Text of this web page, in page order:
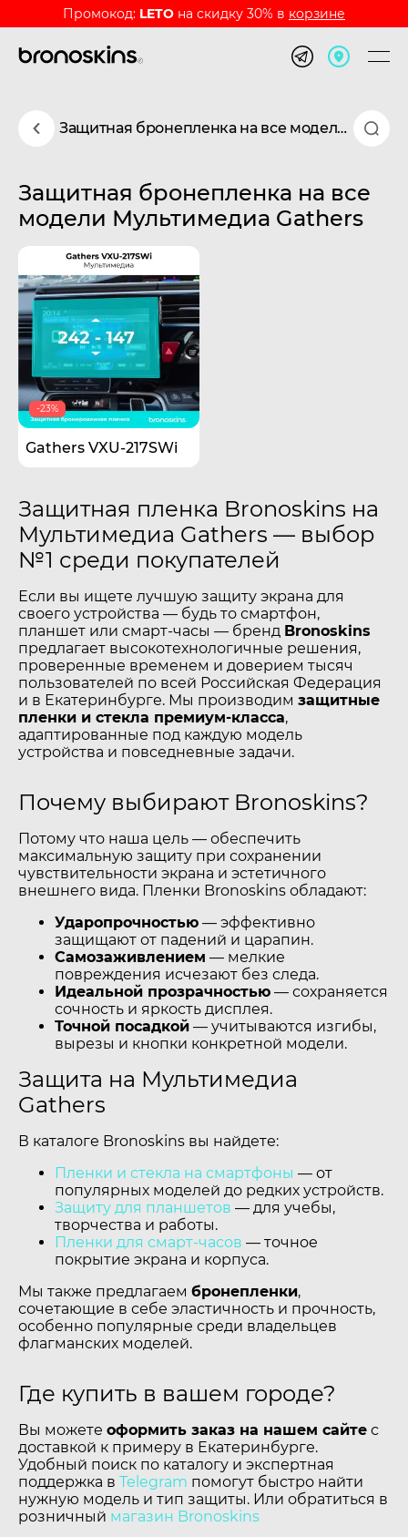
Промокод: LETO на скидку 30% в корзине
Защитная бронепленка на все модели Мультимедиа Gathers
Защитная бронепленка на все
модели Мультимедиа Gathers
-23%
Gathers VXU-217SWi
Защитная пленка Bronoskins на
Мультимедиа Gathers — выбор
№1 среди покупателей
Если вы ищете лучшую защиту экрана для
своего устройства — будь то смартфон,
планшет или смарт-часы — бренд Bronoskins
предлагает высокотехнологичные решения,
проверенные временем и доверием тысяч
пользователей по всей Российская Федерация
и в Екатеринбурге. Мы производим защитные
пленки и стекла премиум-класса,
адаптированные под каждую модель
устройства и повседневные задачи.
Почему выбирают Bronoskins?
Потому что наша цель — обеспечить
максимальную защиту при сохранении
чувствительности экрана и эстетичного
внешнего вида. Пленки Bronoskins обладают:
Ударопрочностью — эффективно
защищают от падений и царапин.
Самозаживлением — мелкие
повреждения исчезают без следа.
Идеальной прозрачностью — сохраняется
сочность и яркость дисплея.
Точной посадкой — учитываются изгибы,
вырезы и кнопки конкретной модели.
Защита на Мультимедиа
Gathers
В каталоге Bronoskins вы найдете:
Пленки и стекла на смартфоны — от
популярных моделей до редких устройств.
Защиту для планшетов — для учебы,
творчества и работы.
Пленки для смарт-часов — точное
покрытие экрана и корпуса.
Мы также предлагаем бронепленки,
сочетающие в себе эластичность и прочность,
особенно популярные среди владельцев
флагманских моделей.
Где купить в вашем городе?
Вы можете оформить заказ на нашем сайте с
доставкой к примеру в Екатеринбурге.
Удобный поиск по каталогу и экспертная
поддержка в Telegram помогут быстро найти
нужную модель и тип защиты. Или обратиться в
розничный магазин Bronoskins